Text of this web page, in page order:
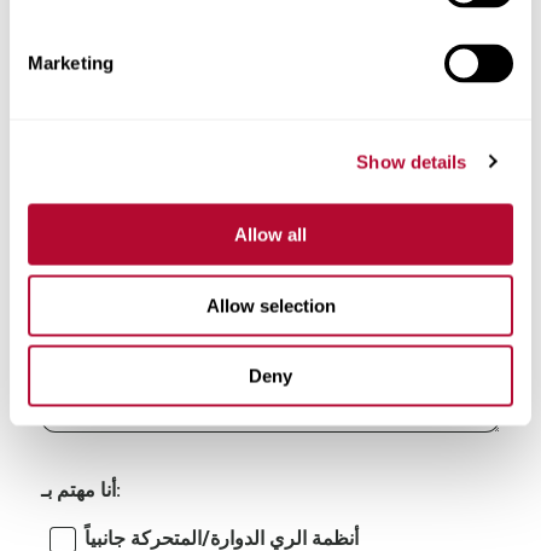
Marketing
Show details
Allow all
Allow selection
Deny
أنا مهتم بـ:
أنظمة الري الدوارة/المتحركة جانبياً